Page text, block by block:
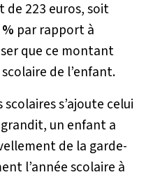
de 223 euros, soit
par rapport à
que ce montant
de l’enfant.
s’ajoute celui
un enfant a
de la garde-
l’année scolaire à